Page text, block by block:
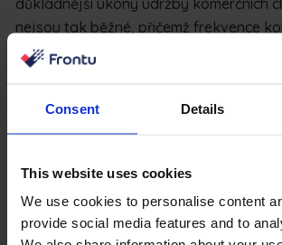
Consent Details
This website uses cookies
We use cookies to personalise content
provide social media features and to
nejsou tak běžné, přičemž frekvence
pohybuje mezi 8 a 12 měsíci.
komerčních chladniček
chladicích jednotek vám umožní předejít
škodám, úplnému selhání zařízení,
výrobků a nízké energetické účinnosti.